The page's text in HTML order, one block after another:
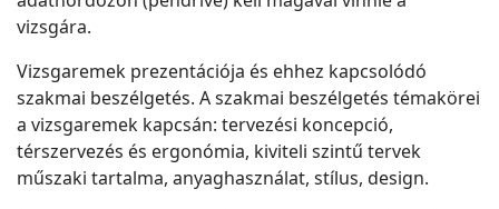
vizsgára.
Vizsgaremek prezentációja és ehhez kapcsolódó
szakmai beszélgetés. A szakmai beszélgetés témakörei
a vizsgaremek kapcsán: tervezési koncepció,
térszervezés és ergonómia, kiviteli szintű tervek
műszaki tartalma, anyaghasználat, stílus, design.